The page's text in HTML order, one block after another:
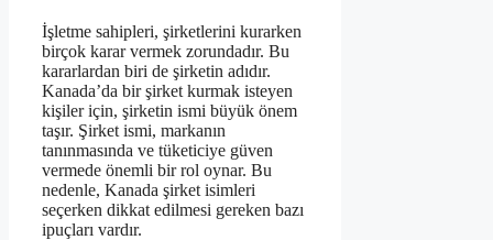
İşletme sahipleri, şirketlerini kurarken
birçok karar vermek zorundadır. Bu
kararlardan biri de şirketin adıdır.
Kanada’da bir şirket kurmak isteyen
kişiler için, şirketin ismi büyük önem
taşır. Şirket ismi, markanın
tanınmasında ve tüketiciye güven
vermede önemli bir rol oynar. Bu
nedenle, Kanada şirket isimleri
seçerken dikkat edilmesi gereken bazı
ipuçları vardır.